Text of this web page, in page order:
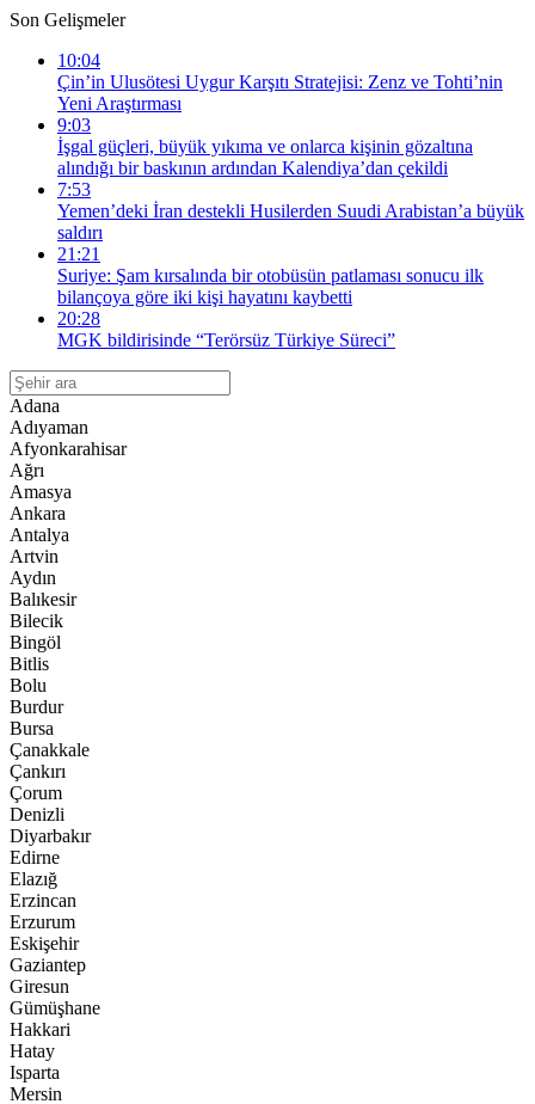
Son Gelişmeler
10:04
Çin’in Ulusötesi Uygur Karşıtı Stratejisi: Zenz ve Tohti’nin
Yeni Araştırması
9:03
İşgal güçleri, büyük yıkıma ve onlarca kişinin gözaltına
alındığı bir baskının ardından Kalendiya’dan çekildi
7:53
Yemen’deki İran destekli Husilerden Suudi Arabistan’a büyük
saldırı
21:21
Suriye: Şam kırsalında bir otobüsün patlaması sonucu ilk
bilançoya göre iki kişi hayatını kaybetti
20:28
MGK bildirisinde “Terörsüz Türkiye Süreci”
Adana
Adıyaman
Afyonkarahisar
Ağrı
Amasya
Ankara
Antalya
Artvin
Aydın
Balıkesir
Bilecik
Bingöl
Bitlis
Bolu
Burdur
Bursa
Çanakkale
Çankırı
Çorum
Denizli
Diyarbakır
Edirne
Elazığ
Erzincan
Erzurum
Eskişehir
Gaziantep
Giresun
Gümüşhane
Hakkari
Hatay
Isparta
Mersin